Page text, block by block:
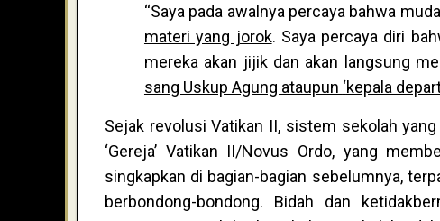
“Saya pada awalnya percaya bahwa
materi yang jorok. Saya percaya diri
mereka akan jijik dan akan langsung
sang Uskup Agung ataupun ‘kepala
Sejak revolusi Vatikan II, sistem sekolah
‘Gereja’ Vatikan II/Novus Ordo, yang
singkapkan di bagian-bagian sebelumnya,
berbondong-bondong. Bidah dan